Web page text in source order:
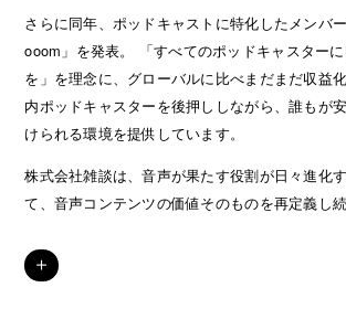
さらに同年、ポッドキャストに特化したメンバ
ooom」を発表。 「すべてのポッドキャスターに収益化のチャンス
を」を理念に、グローバルに比べまだまだ収益
内ポッドキャスターを後押ししながら、誰もが
けられる環境を提供しています。
株式会社雑談は、音声が果たす役割が日々進化
て、音声コンテンツの価値そのものを再定義し続
＋